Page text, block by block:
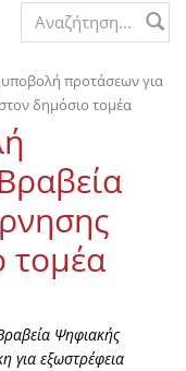
Search form
υποβολή προτάσεων για
δημόσιο τομέα
τομέα
Ψηφιακής
για εξωστρέφεια